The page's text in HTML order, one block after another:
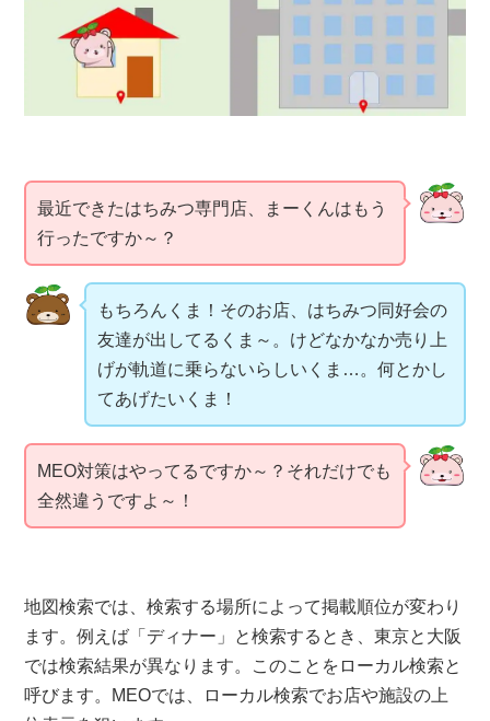
最近できたはちみつ専門店、まーくんはもう
行ったですか～？
もちろんくま！そのお店、はちみつ同好会の
友達が出してるくま～。けどなかなか売り上
げが軌道に乗らないらしいくま…。何とかし
てあげたいくま！
MEO対策はやってるですか～？それだけでも
全然違うですよ～！
地図検索では、検索する場所によって掲載順位が変わり
ます。例えば「ディナー」と検索するとき、東京と大阪
では検索結果が異なります。このことをローカル検索と
呼びます。MEOでは、ローカル検索でお店や施設の上